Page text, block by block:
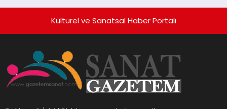
Kültürel ve Sanatsal Haber Portalı